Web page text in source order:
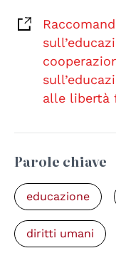
alle libertà
Parole chiave
educazione
diritti umani